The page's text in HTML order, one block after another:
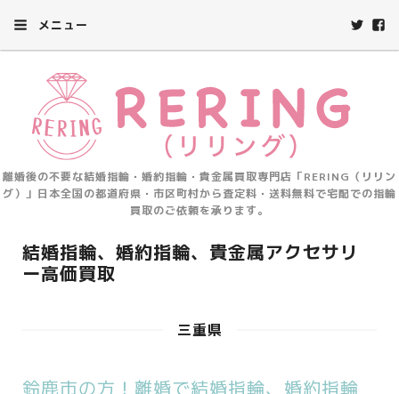
メニュー
離婚後の不要な結婚指輪・婚約指輪・貴金属買取専門店「RERING（リリン
グ）」日本全国の都道府県・市区町村から査定料・送料無料で宅配での指輪
買取のご依頼を承ります。
結婚指輪、婚約指輪、貴金属アクセサリ
ー高価買取
三重県
鈴鹿市の方！離婚で結婚指輪、婚約指輪